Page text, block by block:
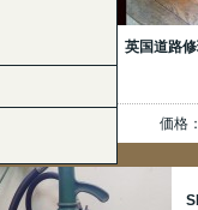
英国道路
価格